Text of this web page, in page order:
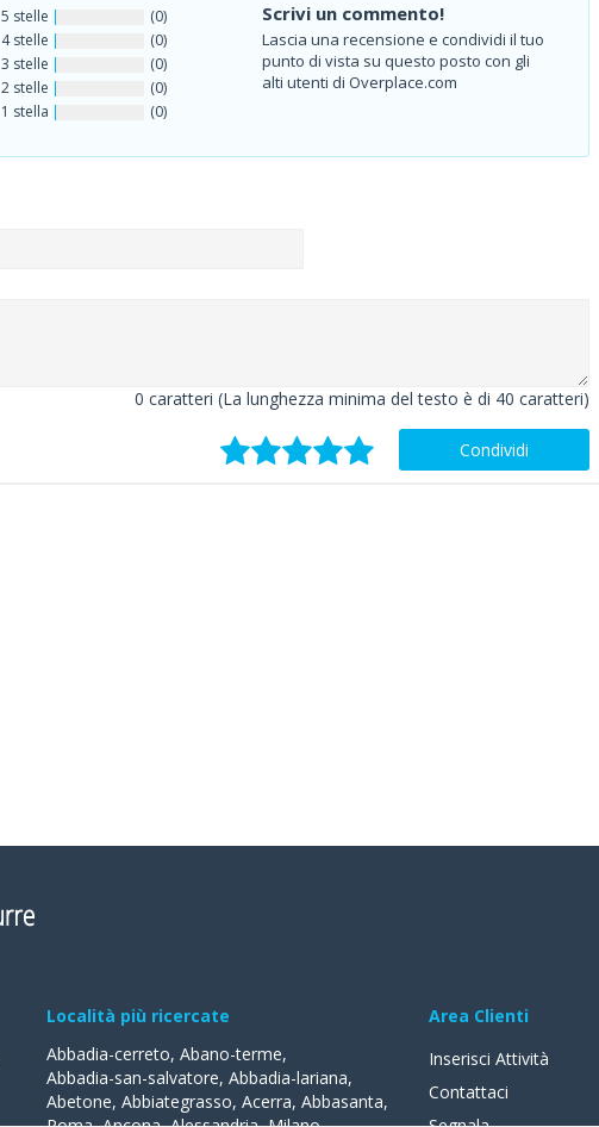
5 stelle
(0)
4 stelle
(0)
3 stelle
(0)
2 stelle
(0)
1 stella
(0)
Scrivi un commento!
Lascia una recensione e condividi il tuo
punto di vista su questo posto con gli
alti utenti di Overplace.com
0 caratteri (La lunghezza minima del testo è di 40 caratteri)
Condividi
Località più ricercate
Abbadia-cerreto, Abano-terme,
Abbadia-san-salvatore, Abbadia-lariana,
Abetone, Abbiategrasso, Acerra, Abbasanta,
Area Clienti
Inserisci Attività
Contattaci